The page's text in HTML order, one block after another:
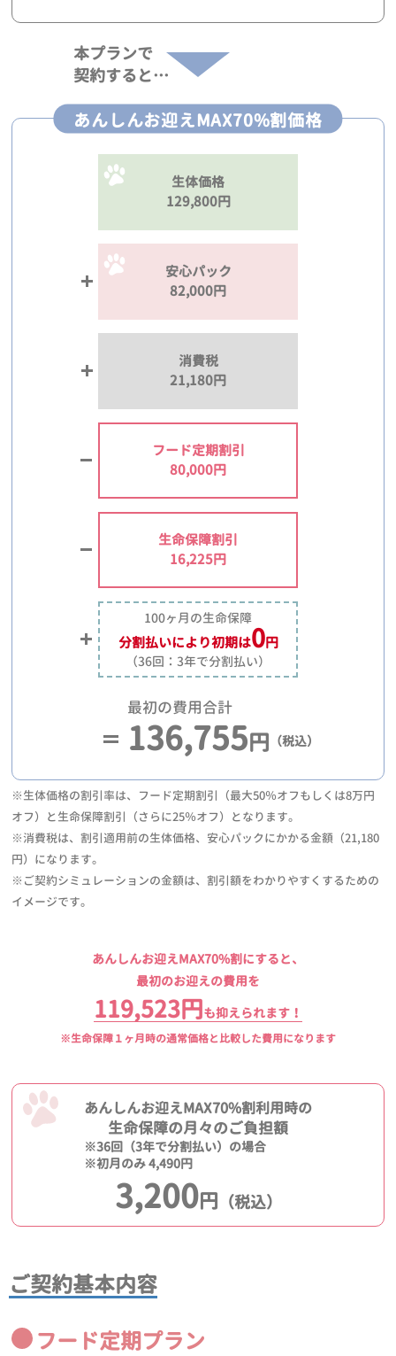
本プランで
契約すると…
あんしんお迎えMAX70%割価格
生体価格
129,800円
安心パック
82,000円
消費税
21,180円
フード定期割引
80,000円
生命保障割引
16,225円
100ヶ月の生命保障
分割払いにより初期は0円
（36回：3年で分割払い）
最初の費用合計
136,755円 （税込）
※生体価格の割引率は、フード定期割引（最大50％オフもしくは8万円
オフ）と生命保障割引（さらに25％オフ）となります。
※消費税は、割引適用前の生体価格、安心パックにかかる金額（21,180
円）になります。
※ご契約シミュレーションの金額は、割引額をわかりやすくするための
イメージです。
あんしんお迎えMAX70%割にすると、
最初のお迎えの費用を
119,523円も抑えられます！
※生命保障１ヶ月時の通常価格と比較した費用になります
あんしんお迎えMAX70%割利用時の
生命保障の月々のご負担額
※36回（3年で分割払い）の場合
※初月のみ 4,490円
3,200円 （税込）
ご契約基本内容
フード定期プラン